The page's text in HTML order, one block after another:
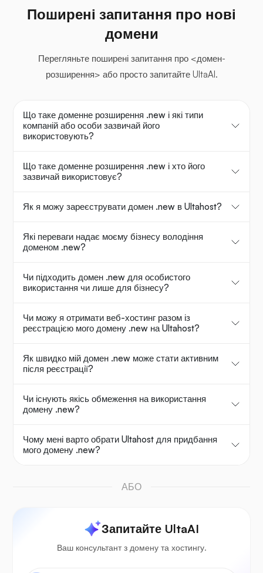
Поширені запитання про нові
домени
Перегляньте поширені запитання про <домен-
розширення> або просто запитайте UltaAI.
Що таке доменне розширення .new і які типи
компаній або особи зазвичай його
використовують?
Що таке доменне розширення .new і хто його
зазвичай використовує?
Як я можу зареєструвати домен .new в Ultahost?
Які переваги надає моєму бізнесу володіння
доменом .new?
Чи підходить домен .new для особистого
використання чи лише для бізнесу?
Чи можу я отримати веб-хостинг разом із
реєстрацією мого домену .new на Ultahost?
Як швидко мій домен .new може стати активним
після реєстрації?
Чи існують якісь обмеження на використання
домену .new?
Чому мені варто обрати Ultahost для придбання
мого домену .new?
АБО
Запитайте UltaAI
Ваш консультант з домену та хостингу.